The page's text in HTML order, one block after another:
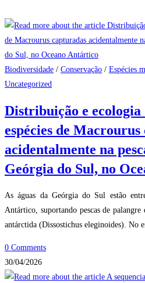
Biodiversidade / Conservação / Espécies
Uncategorized
Distribuição e ecologia
espécies de
acidentalmente na
Geórgia do Sul, no
As águas da Geórgia do Sul estão
Antártico, suportando pescas de
antárctida (Dissostichus eleginoides). No
0 Comments
30/04/2026